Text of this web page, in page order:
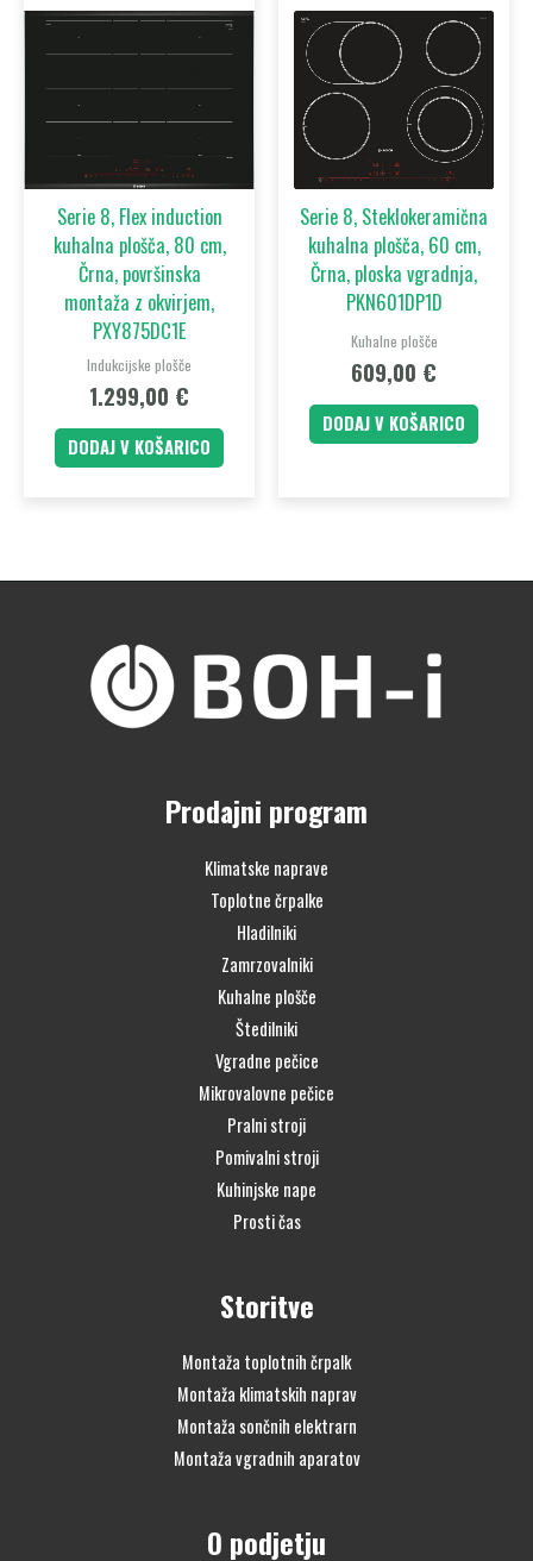
Serie 8, Flex induction
kuhalna plošča, 80 cm,
Črna, površinska
montaža z okvirjem,
PXY875DC1E
Indukcijske plošče
1.299,00 €
DODAJ V KOŠARICO
Serie 8, Steklokeramična
kuhalna plošča, 60 cm,
Črna, ploska vgradnja,
PKN601DP1D
Kuhalne plošče
609,00 €
DODAJ V KOŠARICO
Prodajni program
Klimatske naprave
Toplotne črpalke
Hladilniki
Zamrzovalniki
Kuhalne plošče
Štedilniki
Vgradne pečice
Mikrovalovne pečice
Pralni stroji
Pomivalni stroji
Kuhinjske nape
Prosti čas
Storitve
Montaža toplotnih črpalk
Montaža klimatskih naprav
Montaža sončnih elektrarn
Montaža vgradnih aparatov
O podjetju